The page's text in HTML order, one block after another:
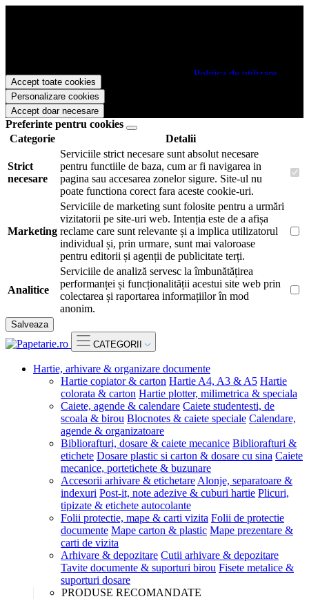
Papetarie.ro este necesar sa fiti de acord cu Politica de utilizare
cookie-uri.
Accept toate cookies
Personalizare cookies
Accept doar necesare
Preferinte pentru cookies
Categorie
Detalii
Strict
necesare
Serviciile strict necesare sunt absolut necesare
pentru functiile de baza, cum ar fi navigarea in
pagina sau accesarea zonelor sigure. Site-ul nu
poate functiona corect fara aceste cookie-uri.
Marketing
Serviciile de marketing sunt folosite pentru a urmări
vizitatorii pe site-uri web. Intenția este de a afișa
reclame care sunt relevante și a implica utilizatorul
individual și, prin urmare, sunt mai valoroase
pentru editorii și agenții de publicitate terți.
Analitice
Serviciile de analiză servesc la îmbunătățirea
performanței și funcționalității acestui site web prin
colectarea și raportarea informațiilor în mod
anonim.
Salveaza
CATEGORII
Hartie, arhivare & organizare documente
Hartie copiator & carton Hartie A4, A3 & A5 Hartie
colorata & carton Hartie plotter, milimetrica & speciala
Caiete, agende & calendare Caiete studentesti, de
scoala & birou Blocnotes & caiete speciale Calendare,
agende & organizatoare
Bibliorafturi, dosare & caiete mecanice Bibliorafturi &
etichete Dosare plastic si carton & dosare cu sina Caiete
mecanice, portetichete & buzunare
Accesorii arhivare & etichetare Alonje, separatoare &
indexuri Post-it, note adezive & cuburi hartie Plicuri,
tipizate & etichete autocolante
Folii protectie, mape & carti vizita Folii de protectie
documente Mape carton & plastic Mape prezentare &
carti de vizita
Arhivare & depozitare Cutii arhivare & depozitare
Tavite documente & suporturi birou Fisete metalice &
suporturi dosare
PRODUSE RECOMANDATE